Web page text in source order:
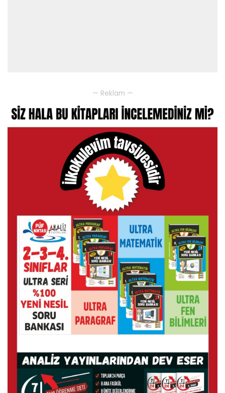
— Reklam —